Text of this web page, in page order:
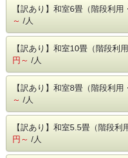
まで毎朝6時
沼田インタ
狩りを家族で
お楽しみ頂け
数百種の植物
紅葉の見所は
吹割りの滝は
尾瀬には当館
ね！バイキン
お好きなも
ます。ソフト
も飲み放題！
なります、予
ます)為、料
果実の里 原
【訳あり】和室6畳（階段利
～ /人
【訳あり】和室10畳（階段利
円～ /人
【訳あり】和室8畳（階段利
～ /人
【訳あり】和室5.5畳（階段
円～ /人